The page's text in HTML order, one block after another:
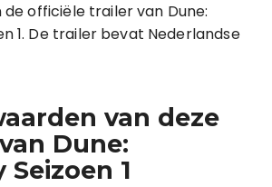
de officiële trailer van Dune:
1. De trailer bevat Nederlandse
van deze
Dune:
1